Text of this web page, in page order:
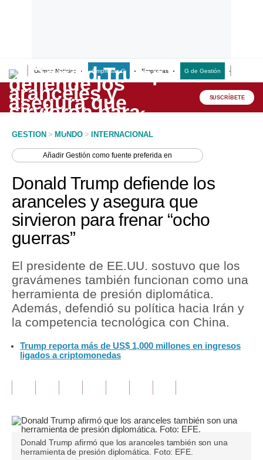
Últimas Noticias Empresas G Empresas G de Gestión
Lo último
Peru Quiosco
Economía
Mercados
Perú
Política
Tu Dinero
Finanzas Personales
Plus G
Opinión
Pregunta de hoy
Blogs
SUSCRÍBETE
GESTION > MUNDO > INTERNACIONAL
AñadirGestión como fuente preferida en
Donald Trump defiende los
aranceles y asegura que
sirvieron para frenar “ocho
guerras”
El presidente de EE.UU. sostuvo que los
gravámenes también funcionan como una
herramienta de presión diplomática.
Además, defendió su política hacia Irán y
la competencia tecnológica con China.
Trump reporta más de US$ 1,000 millones en ingresos
ligados a criptomonedas
Donald Trump afirmó que los aranceles también son una
herramienta de presión diplomática. Foto: EFE.